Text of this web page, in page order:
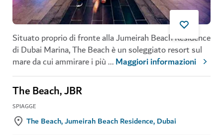
Situato proprio di fronte alla Jumeirah Beach Residence
di Dubai Marina, The Beach è un soleggiato resort sul
mare da cui ammirare i più...Maggiori informazioni
The Beach, JBR
SPIAGGE
The Beach, Jumeirah Beach Residence, Dubai